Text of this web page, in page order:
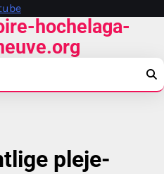
hochelaga-
pleje-